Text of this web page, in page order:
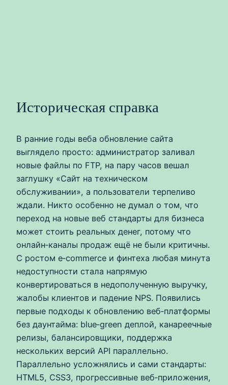
Историческая справка
В ранние годы веба обновление сайта
выглядело просто: администратор заливал
новые файлы по FTP, на пару часов вешал
заглушку «Сайт на техническом
обслуживании», а пользователи терпеливо
ждали. Никто особенно не думал о том, что
переход на новые веб стандарты для бизнеса
может стоить реальных денег, потому что
онлайн‑каналы продаж ещё не были критичны.
С ростом e‑commerce и финтеха любая минута
недоступности стала напрямую
конвертироваться в недополученную выручку,
жалобы клиентов и падение NPS. Появились
первые подходы к обновлению веб‑платформы
без даунтайма: blue‑green деплой, канареечные
релизы, балансировщики, поддержка
нескольких версий API параллельно.
Параллельно усложнялись и сами стандарты:
HTML5, CSS3, прогрессивные веб‑приложения,